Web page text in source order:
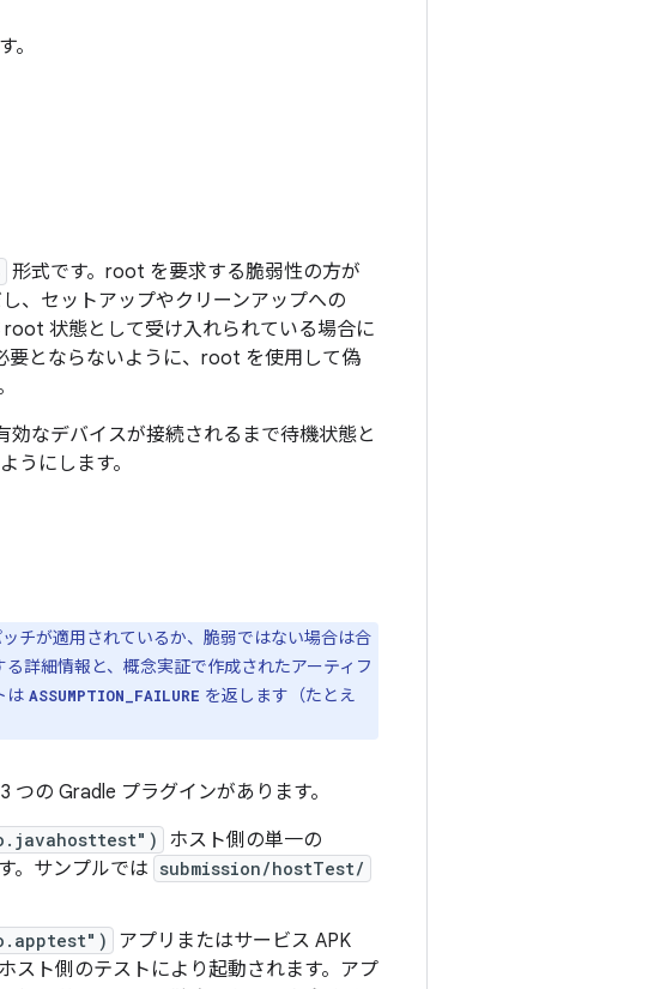
形式です。root を要求する脆弱性の方が
、セットアップやクリーンアップへの
状態として受け入れられている場合に
要とならないように、root を使用して偽
なデバイスが接続されるまで待機状態と
うにします。
チが適用されているか、脆弱ではない場合は合
詳細情報と、概念実証で作成されたアーティフ
は ASSUMPTION_FAILURE を返します（たとえ
の Gradle プラグインがあります。
ホスト側の単一の
。サンプルでは submission/hostTest/
アプリまたはサービス APK
スト側のテストにより起動されます。アプ